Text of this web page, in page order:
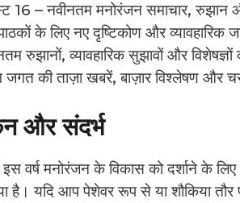
16 – नवीनतम मनोरंजन समाचार,
के लिए नए दृष्टिकोण और
रुझानों, व्यावहारिक सुझावों और
जगत की ताज़ा खबरें, बाज़ार विश्लेषण और
और संदर्भ
इस वर्ष मनोरंजन के विकास को दर्शाने के
है। यदि आप पेशेवर रूप से या शौकिया